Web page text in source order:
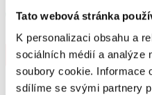
Tato webová stránka
K personalizaci obsahu a
sociálních médií a analýze
soubory cookie. Informace
sdílíme se svými partnery
Skladem
Koupit